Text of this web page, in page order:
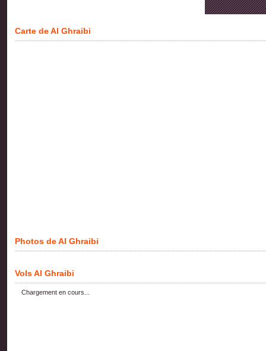
Carte de Al Ghraibi
Photos de Al Ghraibi
Vols Al Ghraibi
Chargement en cours...